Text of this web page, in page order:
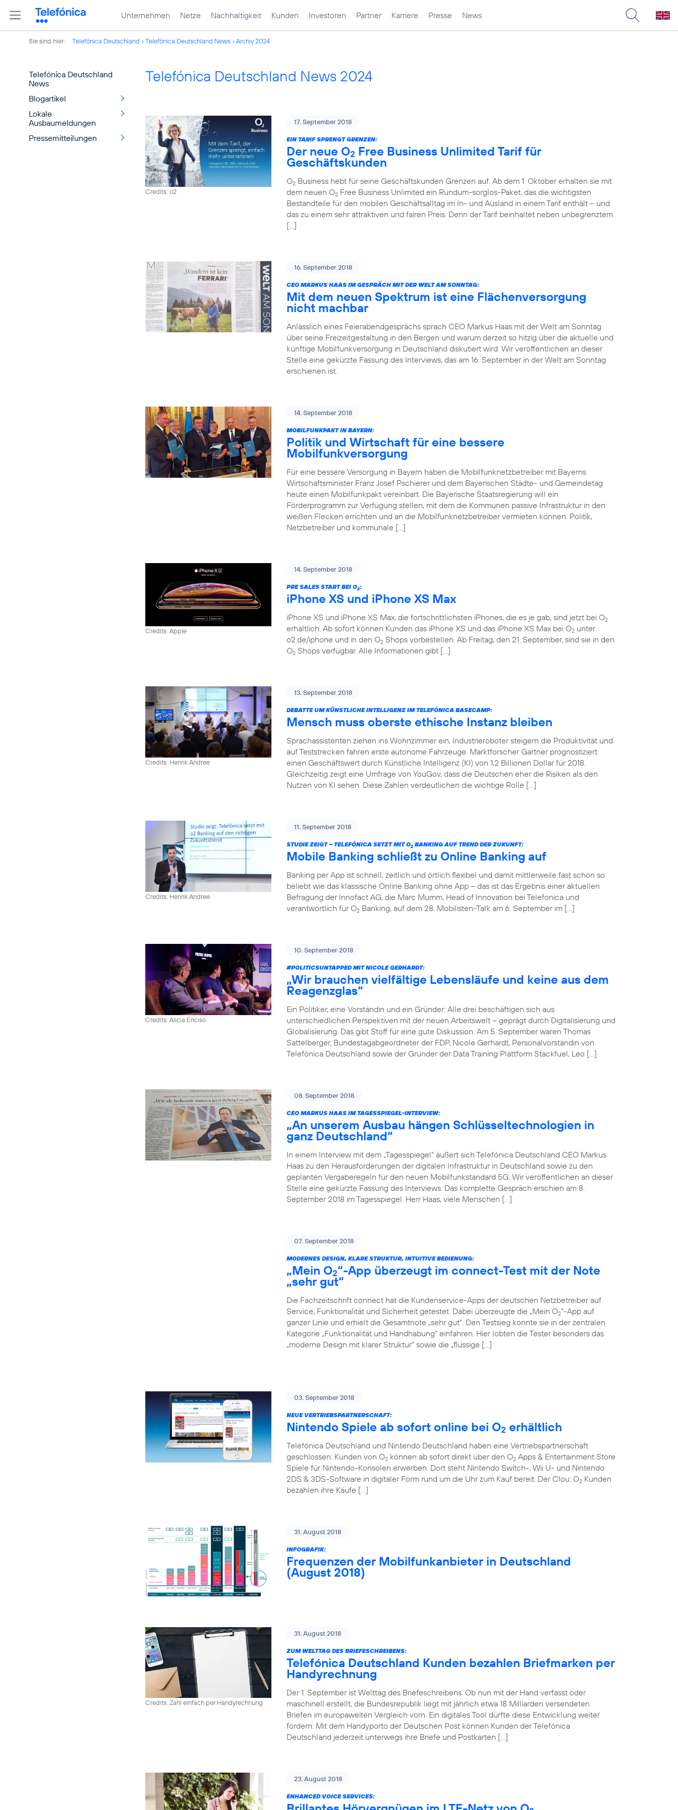
Unternehmen Netze Nachhaltigkeit Kunden Investoren Partner Karriere Presse News
Sie sind hier: Telefónica Deutschland Telefónica Deutschland News Archiv 2024
Telefónica Deutschland
News
Blogartikel
Lokale
Ausbaumeldungen
Pressemitteilungen
Telefónica Deutschland News 2024
Credits: o2
17. September 2018
EIN TARIF SPRENGT GRENZEN:
Der neue O2 Free Business Unlimited Tarif für
Geschäftskunden
O2 Business hebt für seine Geschäftskunden Grenzen auf. Ab dem 1. Oktober erhalten sie mit
dem neuen O2 Free Business Unlimited ein Rundum-sorglos-Paket, das die wichtigsten
Bestandteile für den mobilen Geschäftsalltag im In- und Ausland in einem Tarif enthält – und
das zu einem sehr attraktiven und fairen Preis. Denn der Tarif beinhaltet neben unbegrenztem
[…]
16. September 2018
CEO MARKUS HAAS IM GESPRÄCH MIT DER WELT AM SONNTAG:
Mit dem neuen Spektrum ist eine Flächenversorgung
nicht machbar
Anlässlich eines Feierabendgesprächs sprach CEO Markus Haas mit der Welt am Sonntag
über seine Freizeitgestaltung in den Bergen und warum derzeit so hitzig über die aktuelle und
künftige Mobilfunkversorgung in Deutschland diskutiert wird. Wir veröffentlichen an dieser
Stelle eine gekürzte Fassung des Interviews, das am 16. September in der Welt am Sonntag
erschienen ist.
14. September 2018
MOBILFUNKPAKT IN BAYERN:
Politik und Wirtschaft für eine bessere
Mobilfunkversorgung
Für eine bessere Versorgung in Bayern haben die Mobilfunknetzbetreiber mit Bayerns
Wirtschaftsminister Franz Josef Pschierer und dem Bayerischen Städte- und Gemeindetag
heute einen Mobilfunkpakt vereinbart. Die Bayerische Staatsregierung will ein
Förderprogramm zur Verfügung stellen, mit dem die Kommunen passive Infrastruktur in den
weißen Flecken errichten und an die Mobilfunknetzbetreiber vermieten können. Politik,
Netzbetreiber und kommunale […]
Credits: Apple
14. September 2018
PRE SALES START BEI O2:
iPhone XS und iPhone XS Max
iPhone XS und iPhone XS Max, die fortschrittlichsten iPhones, die es je gab, sind jetzt bei O2
erhältlich. Ab sofort können Kunden das iPhone XS und das iPhone XS Max bei O2 unter
o2.de/iphone und in den O2 Shops vorbestellen. Ab Freitag, den 21. September, sind sie in den
O2 Shops verfügbar. Alle Informationen gibt […]
Credits: Henrik Andree
13. September 2018
DEBATTE UM KÜNSTLICHE INTELLIGENZ IM TELEFÓNICA BASECAMP:
Mensch muss oberste ethische Instanz bleiben
Sprachassistenten ziehen ins Wohnzimmer ein, Industrieroboter steigern die Produktivität und
auf Teststrecken fahren erste autonome Fahrzeuge. Marktforscher Gartner prognostiziert
einen Geschäftswert durch Künstliche Intelligenz (KI) von 1,2 Billionen Dollar für 2018.
Gleichzeitig zeigt eine Umfrage von YouGov, dass die Deutschen eher die Risiken als den
Nutzen von KI sehen. Diese Zahlen verdeutlichen die wichtige Rolle […]
Credits: Henrik Andree
11. September 2018
STUDIE ZEIGT – TELEFÓNICA SETZT MIT O2 BANKING AUF TREND DER ZUKUNFT:
Mobile Banking schließt zu Online Banking auf
Banking per App ist schnell, zeitlich und örtlich flexibel und damit mittlerweile fast schon so
beliebt wie das klassische Online Banking ohne App – das ist das Ergebnis einer aktuellen
Befragung der Innofact AG, die Marc Mumm, Head of Innovation bei Telefonica und
verantwortlich für O2 Banking, auf dem 28. Mobilisten-Talk am 6. September im […]
Credits: Alicia Enciso
10. September 2018
#POLITICSUNTAPPEDMIT NICOLE GERHARDT:
„Wir brauchen vielfältige Lebensläufe und keine aus dem
Reagenzglas“
Ein Politiker, eine Vorständin und ein Gründer: Alle drei beschäftigen sich aus
unterschiedlichen Perspektiven mit der neuen Arbeitswelt – geprägt durch Digitalisierung und
Globalisierung. Das gibt Stoff für eine gute Diskussion. Am 5. September waren Thomas
Sattelberger, Bundestagabgeordneter der FDP, Nicole Gerhardt, Personalvorständin von
Telefónica Deutschland sowie der Gründer der Data Training Plattform Stackfuel, Leo […]
08. September 2018
CEO MARKUS HAAS IM TAGESSPIEGEL-INTERVIEW:
„An unserem Ausbau hängen Schlüsseltechnologien in
ganz Deutschland“
In einem Interview mit dem „Tagesspiegel“ äußert sich Telefónica Deutschland CEO Markus
Haas zu den Herausforderungen der digitalen Infrastruktur in Deutschland sowie zu den
geplanten Vergaberegeln für den neuen Mobilfunkstandard 5G. Wir veröffentlichen an dieser
Stelle eine gekürzte Fassung des Interviews. Das komplette Gespräch erschien am 8.
September 2018 im Tagesspiegel. Herr Haas, viele Menschen […]
07. September 2018
MODERNES DESIGN, KLARE STRUKTUR, INTUITIVE BEDIENUNG:
„Mein O2“-App überzeugt im connect-Test mit der Note
„sehr gut“
Die Fachzeitschrift connect hat die Kundenservice-Apps der deutschen Netzbetreiber auf
Service, Funktionalität und Sicherheit getestet. Dabei überzeugte die „Mein O2“-App auf
ganzer Linie und erhielt die Gesamtnote „sehr gut“. Den Testsieg konnte sie in der zentralen
Kategorie „Funktionalität und Handhabung“ einfahren. Hier lobten die Tester besonders das
„moderne Design mit klarer Struktur“ sowie die „flüssige […]
03. September 2018
NEUE VERTRIEBSPARTNERSCHAFT:
Nintendo Spiele ab sofort online bei O2 erhältlich
Telefónica Deutschland und Nintendo Deutschland haben eine Vertriebspartnerschaft
geschlossen: Kunden von O2 können ab sofort direkt über den O2 Apps & Entertainment Store
Spiele für Nintendo-Konsolen erwerben. Dort steht Nintendo Switch-, Wii U- und Nintendo
2DS & 3DS-Software in digitaler Form rund um die Uhr zum Kauf bereit. Der Clou: O2 Kunden
bezahlen ihre Käufe […]
31. August 2018
INFOGRAFIK:
Frequenzen der Mobilfunkanbieter in Deutschland
(August 2018)
Credits: Zahl einfach per Handyrechnung
31. August 2018
ZUM WELTTAG DES BRIEFESCHREIBENS:
Telefónica Deutschland Kunden bezahlen Briefmarken per
Handyrechnung
Der 1. September ist Welttag des Briefeschreibens. Ob nun mit der Hand verfasst oder
maschinell erstellt, die Bundesrepublik liegt mit jährlich etwa 18 Milliarden versendeten
Briefen im europaweiten Vergleich vorn. Ein digitales Tool dürfte diese Entwicklung weiter
fördern: Mit dem Handyporto der Deutschen Post können Kunden der Telefónica
Deutschland jederzeit unterwegs ihre Briefe und Postkarten […]
23. August 2018
ENHANCED VOICE SERVICES: